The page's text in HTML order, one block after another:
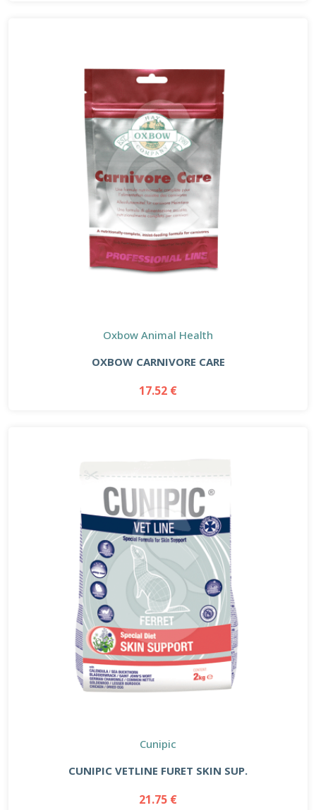
Oxbow Animal Health
OXBOW CARNIVORE CARE
17.52 €
Cunipic
CUNIPIC VETLINE FURET SKIN SUP.
21.75 €